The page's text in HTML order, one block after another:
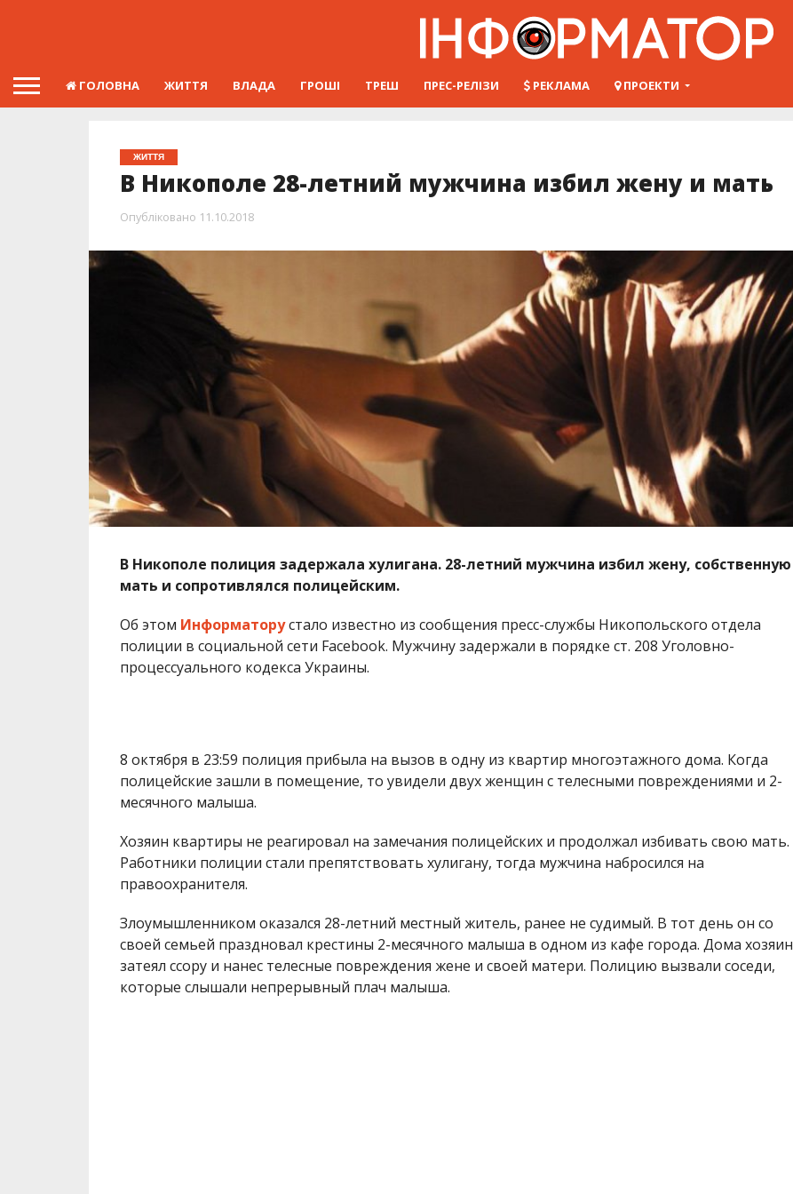
ГОЛОВНА ЖИТТЯ ВЛАДА ГРОШІ ТРЕШ ПРЕС-РЕЛІЗИ РЕКЛАМА ПРОЕКТИ
ЖИТТЯ
В Никополе 28-летний мужчина избил жену и мать
Опубліковано 11.10.2018
В Никополе полиция задержала хулигана. 28-летний мужчина избил жену, собственную
мать и сопротивлялся полицейским.
Об этом Информаторустало известно из сообщения пресс-службы Никопольского отдела
полиции в социальной сети Facebook. Мужчину задержали в порядке ст. 208 Уголовно-
процессуального кодекса Украины.
8 октября в 23:59 полиция прибыла на вызов в одну из квартир многоэтажного дома. Когда
полицейские зашли в помещение, то увидели двух женщин с телесными повреждениями и 2-
месячного малыша.
Хозяин квартиры не реагировал на замечания полицейских и продолжал избивать свою мать.
Работники полиции стали препятствовать хулигану, тогда мужчина набросился на
правоохранителя.
Злоумышленником оказался 28-летний местный житель, ранее не судимый. В тот день он со
своей семьей праздновал крестины 2-месячного малыша в одном из кафе города. Дома хозяин
затеял ссору и нанес телесные повреждения жене и своей матери. Полицию вызвали соседи,
которые слышали непрерывный плач малыша.